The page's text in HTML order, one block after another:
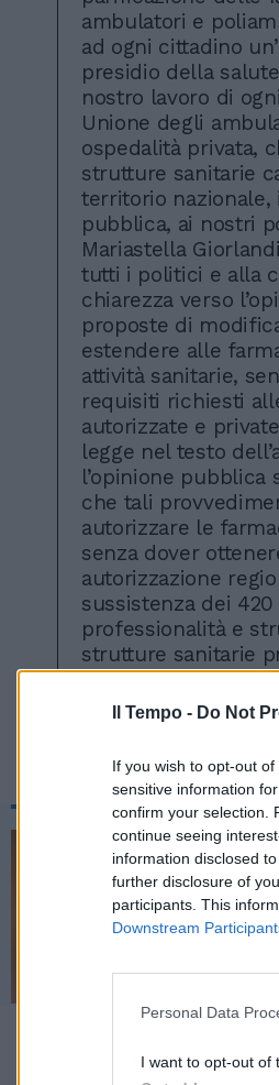
Il Tempo - Do Not
If you wish to opt-out
sensitive information
confirm your selection.
continue seeing
information disclosed
further disclosure of
participants. This
Downstream
Personal Data
I want to opt-out of
ambulatori e
ad ogni cittadino
presidio della
nostro lavoro di
Unione degli
ospedalità privata,
strutture sanitarie
territorio nazionale,
pubblica, ai nostri
Mariastella
tutti i politici e alla
chiarezza verso
proposte di
estendere alle
attività sanitarie,
requisiti richiesti
autorizzate e
legge nel testo
l’opinione pubblica
che tali
autorizzare le
senza dover
autorizzazione
sussistenza dei
professionalità e
strutture sanitarie
previsti a tutela e